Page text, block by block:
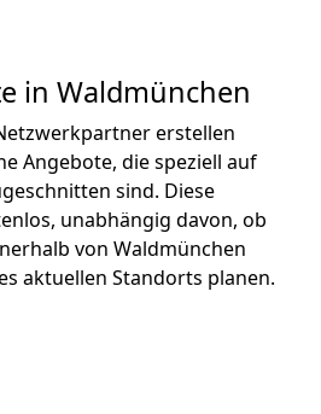
in Waldmünchen
erstellen
Angebote, die speziell auf
sind. Diese
unabhängig davon, ob
von Waldmünchen
aktuellen Standorts planen.